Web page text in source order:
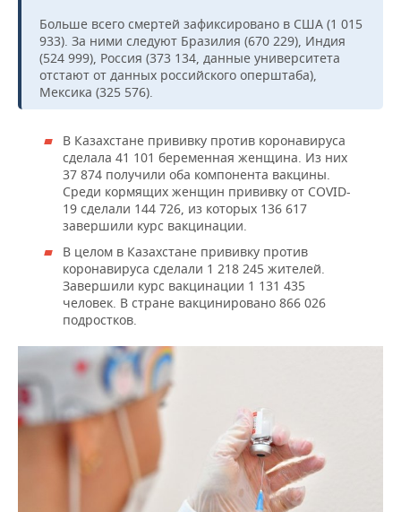
Больше всего смертей зафиксировано в США (1 015
933). За ними следуют Бразилия (670 229), Индия
(524 999), Россия (373 134, данные университета
отстают от данных российского оперштаба),
Мексика (325 576).
В Казахстане прививку против коронавируса
сделала 41 101 беременная женщина. Из них
37 874 получили оба компонента вакцины.
Среди кормящих женщин прививку от COVID-
19 сделали 144 726, из которых 136 617
завершили курс вакцинации.
В целом в Казахстане прививку против
коронавируса сделали 1 218 245 жителей.
Завершили курс вакцинации 1 131 435
человек. В стране вакцинировано 866 026
подростков.